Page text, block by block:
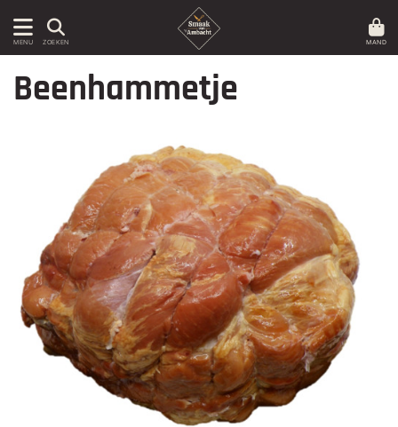
MENU ZOEKEN MAND
Beenhammetje